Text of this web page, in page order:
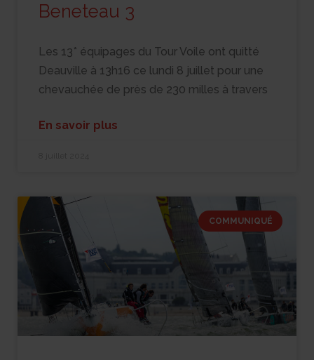
Beneteau 3
Les 13* équipages du Tour Voile ont quitté
Deauville à 13h16 ce lundi 8 juillet pour une
chevauchée de près de 230 milles à travers
En savoir plus
COMMUNIQUÉ